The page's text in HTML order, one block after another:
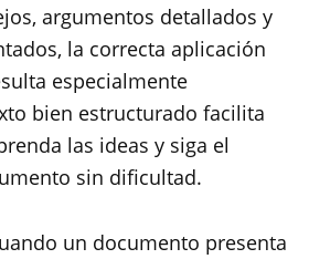
argumentos detallados y
la correcta aplicación
especialmente
bien estructurado facilita
las ideas y siga el
sin dificultad.
un documento presenta